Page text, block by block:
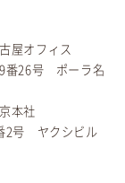
屋オフィス
号 ポーラ名
本社
ヤクシビル